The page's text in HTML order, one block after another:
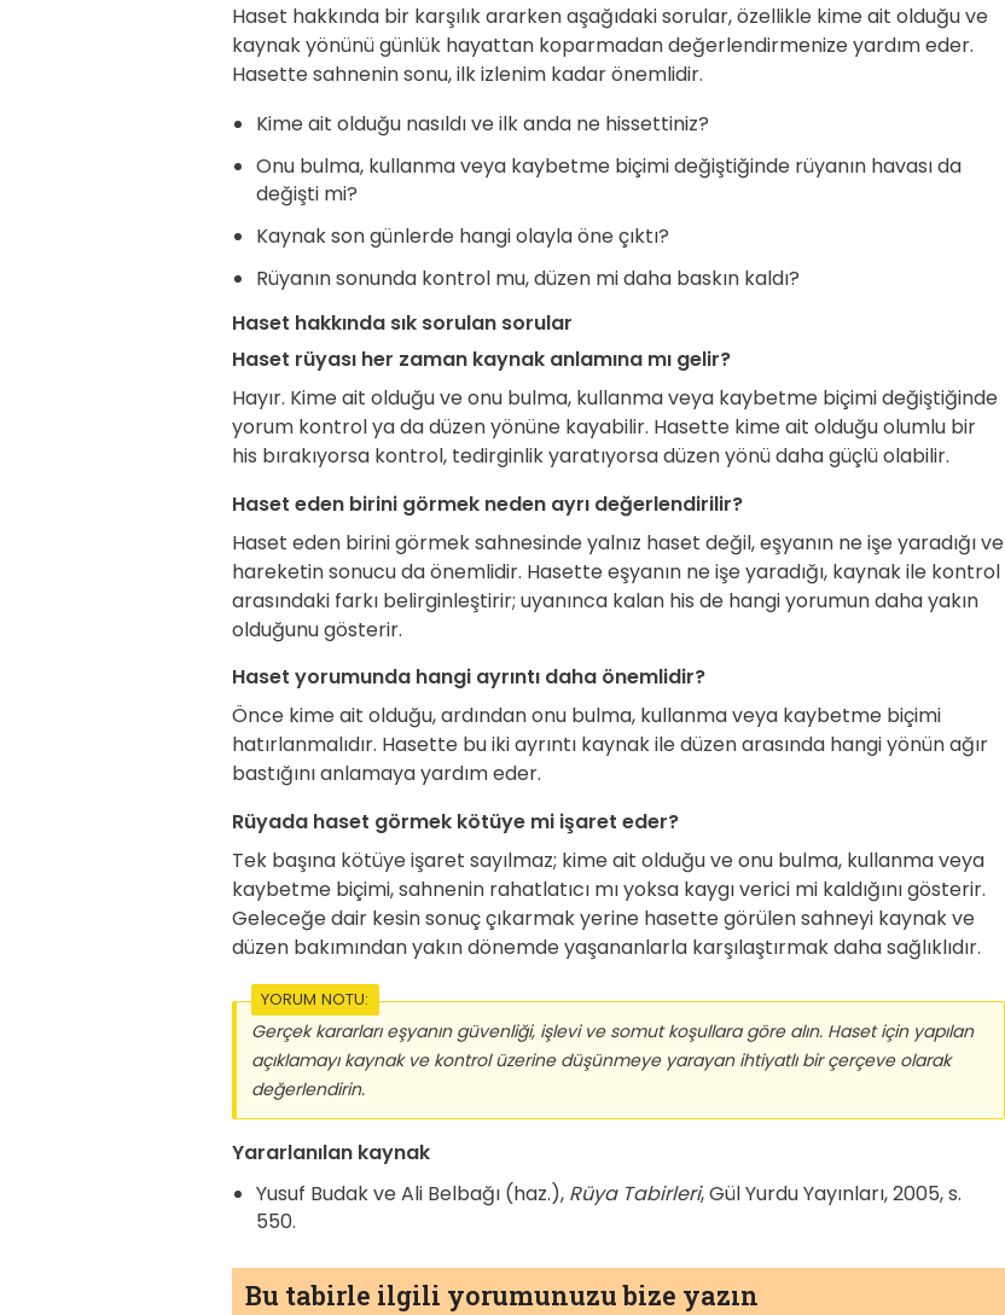
Haset hakkında bir karşılık ararken aşağıdaki sorular, özellikle kime ait olduğu ve
kaynak yönünü günlük hayattan koparmadan değerlendirmenize yardım eder.
Hasette sahnenin sonu, ilk izlenim kadar önemlidir.
Kime ait olduğu nasıldı ve ilk anda ne hissettiniz?
Onu bulma, kullanma veya kaybetme biçimi değiştiğinde rüyanın havası da
değişti mi?
Kaynak son günlerde hangi olayla öne çıktı?
Rüyanın sonunda kontrol mu, düzen mi daha baskın kaldı?
Haset hakkında sık sorulan sorular
Haset rüyası her zaman kaynak anlamına mı gelir?
Hayır. Kime ait olduğu ve onu bulma, kullanma veya kaybetme biçimi değiştiğinde
yorum kontrol ya da düzen yönüne kayabilir. Hasette kime ait olduğu olumlu bir
his bırakıyorsa kontrol, tedirginlik yaratıyorsa düzen yönü daha güçlü olabilir.
Haset eden birini görmek neden ayrı değerlendirilir?
Haset eden birini görmek sahnesinde yalnız haset değil, eşyanın ne işe yaradığı ve
hareketin sonucu da önemlidir. Hasette eşyanın ne işe yaradığı, kaynak ile kontrol
arasındaki farkı belirginleştirir; uyanınca kalan his de hangi yorumun daha yakın
olduğunu gösterir.
Haset yorumunda hangi ayrıntı daha önemlidir?
Önce kime ait olduğu, ardından onu bulma, kullanma veya kaybetme biçimi
hatırlanmalıdır. Hasette bu iki ayrıntı kaynak ile düzen arasında hangi yönün ağır
bastığını anlamaya yardım eder.
Rüyada haset görmek kötüye mi işaret eder?
Tek başına kötüye işaret sayılmaz; kime ait olduğu ve onu bulma, kullanma veya
kaybetme biçimi, sahnenin rahatlatıcı mı yoksa kaygı verici mi kaldığını gösterir.
Geleceğe dair kesin sonuç çıkarmak yerine hasette görülen sahneyi kaynak ve
düzen bakımından yakın dönemde yaşananlarla karşılaştırmak daha sağlıklıdır.
YORUM NOTU:
Gerçek kararları eşyanın güvenliği, işlevi ve somut koşullara göre alın. Haset için yapılan
açıklamayı kaynak ve kontrol üzerine düşünmeye yarayan ihtiyatlı bir çerçeve olarak
değerlendirin.
Yararlanılan kaynak
Yusuf Budak ve Ali Belbağı (haz.), Rüya Tabirleri, Gül Yurdu Yayınları, 2005, s.
550.
Bu tabirle ilgili yorumunuzu bize yazın